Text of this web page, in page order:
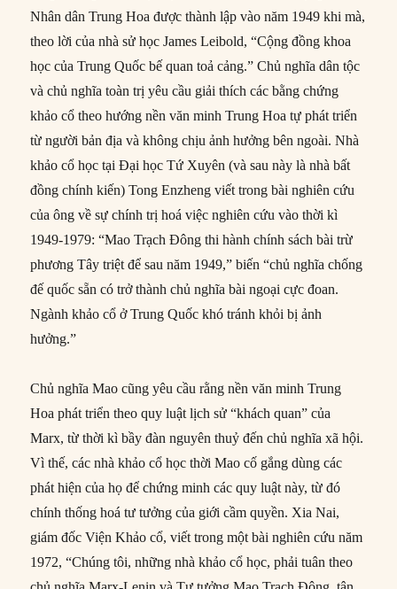
Nhân dân Trung Hoa được thành lập vào năm 1949 khi mà,
theo lời của nhà sử học James Leibold, “Cộng đồng khoa
học của Trung Quốc bế quan toả cảng.” Chủ nghĩa dân tộc
và chủ nghĩa toàn trị yêu cầu giải thích các bằng chứng
khảo cổ theo hướng nền văn minh Trung Hoa tự phát triển
từ người bản địa và không chịu ảnh hưởng bên ngoài. Nhà
khảo cổ học tại Đại học Tứ Xuyên (và sau này là nhà bất
đồng chính kiến) Tong Enzheng viết trong bài nghiên cứu
của ông về sự chính trị hoá việc nghiên cứu vào thời kì
1949-1979: “Mao Trạch Đông thi hành chính sách bài trừ
phương Tây triệt để sau năm 1949,” biến “chủ nghĩa chống
đế quốc sẵn có trở thành chủ nghĩa bài ngoại cực đoan.
Ngành khảo cổ ở Trung Quốc khó tránh khỏi bị ảnh
hưởng.”
Chủ nghĩa Mao cũng yêu cầu rằng nền văn minh Trung
Hoa phát triển theo quy luật lịch sử “khách quan” của
Marx, từ thời kì bầy đàn nguyên thuỷ đến chủ nghĩa xã hội.
Vì thế, các nhà khảo cổ học thời Mao cố gắng dùng các
phát hiện của họ để chứng minh các quy luật này, từ đó
chính thống hoá tư tưởng của giới cầm quyền. Xia Nai,
giám đốc Viện Khảo cổ, viết trong một bài nghiên cứu năm
1972, “Chúng tôi, những nhà khảo cổ học, phải tuân theo